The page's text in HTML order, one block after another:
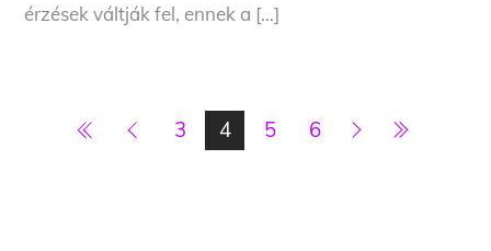
érzések váltják fel, ennek a […]
3 4 5 6